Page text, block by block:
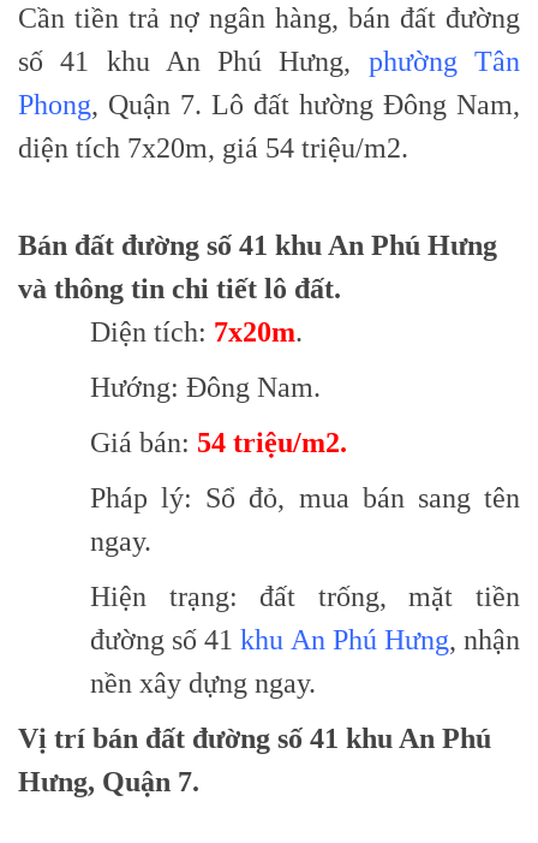
Cần tiền trả nợ ngân hàng, bán đất đường
số 41 khu An Phú Hưng, phường Tân
Phong, Quận 7. Lô đất hường Đông Nam,
diện tích 7x20m, giá 54 triệu/m2.
Bán đất đường số 41 khu An Phú Hưng
và thông tin chi tiết lô đất.
Diện tích: 7x20m.
Hướng: Đông Nam.
Giá bán: 54 triệu/m2.
Pháp lý: Sổ đỏ, mua bán sang tên
ngay.
Hiện trạng: đất trống, mặt tiền
đường số 41 khu An Phú Hưng, nhận
nền xây dựng ngay.
Vị trí bán đất đường số 41 khu An Phú
Hưng, Quận 7.